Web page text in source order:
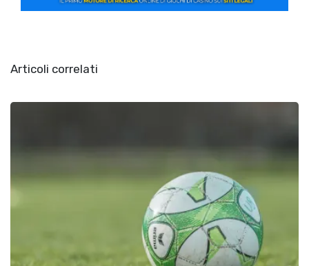
Articoli correlati